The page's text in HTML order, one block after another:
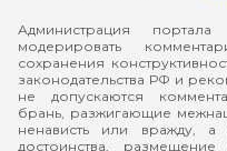
Администрация
модерировать
сохранения
законодательства РФ и
не допускаются
брань, разжигающие
ненависть или вражду, а
достоинства,